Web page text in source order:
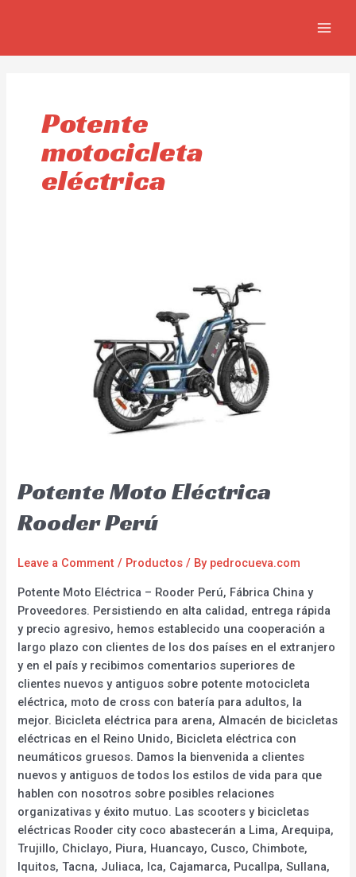
Potente
motocicleta
eléctrica
Potente Moto Eléctrica
Rooder Perú
Leave a Comment / Productos / By pedrocueva.com
Potente Moto Eléctrica – Rooder Perú, Fábrica China y
Proveedores. Persistiendo en alta calidad, entrega rápida
y precio agresivo, hemos establecido una cooperación a
largo plazo con clientes de los dos países en el extranjero
y en el país y recibimos comentarios superiores de
clientes nuevos y antiguos sobre potente motocicleta
eléctrica, moto de cross con batería para adultos, la
mejor. Bicicleta eléctrica para arena, Almacén de bicicletas
eléctricas en el Reino Unido, Bicicleta eléctrica con
neumáticos gruesos. Damos la bienvenida a clientes
nuevos y antiguos de todos los estilos de vida para que
hablen con nosotros sobre posibles relaciones
organizativas y éxito mutuo. Las scooters y bicicletas
eléctricas Rooder city coco abastecerán a Lima, Arequipa,
Trujillo, Chiclayo, Piura, Huancayo, Cusco, Chimbote,
Iquitos, Tacna, Juliaca, Ica, Cajamarca, Pucallpa, Sullana,